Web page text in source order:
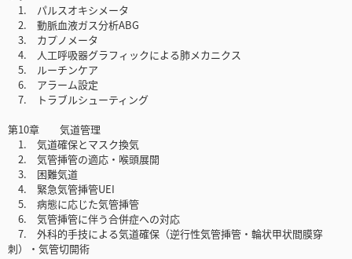
1. パルスオキシメータ
2. 動脈血液ガス分析ABG
3. カプノメータ
4. 人工呼吸器グラフィックによる肺メカニクス
5. ルーチンケア
6. アラーム設定
7. トラブルシューティング
第10章 気道管理
1. 気道確保とマスク換気
2. 気管挿管の適応・喉頭展開
3. 困難気道
4. 緊急気管挿管UEI
5. 病態に応じた気管挿管
6. 気管挿管に伴う合併症への対応
7. 外科的手技による気道確保（逆行性気管挿管・輪状甲状間膜穿
刺）・気管切開術